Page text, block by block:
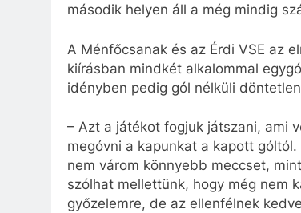
második helyen áll a még mindig
A Ménfőcsanak és az Érdi VSE az
kiírásban mindkét alkalommal
idényben pedig gól nélküli
– Azt a játékot fogjuk játszani, ami
megóvni a kapunkat a kapott
nem várom könnyebb meccset,
szólhat mellettünk, hogy még nem
győzelemre, de az ellenfélnek